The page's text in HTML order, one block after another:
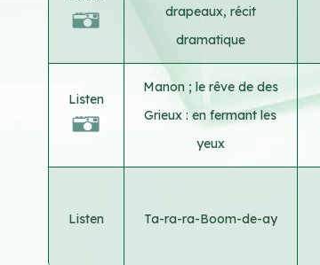
drapeaux, récit
dramatique
Listen
Manon ; le rêve de des
Grieux : en fermant les
yeux
Listen Ta-ra-ra-Boom-de-ay